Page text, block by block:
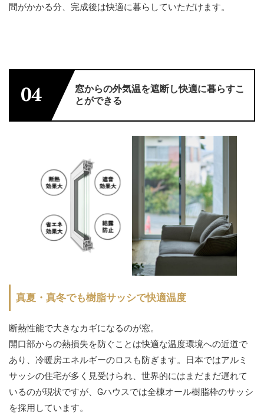
間がかかる分、完成後は快適に暮らしていただけます。
04
窓からの外気温を遮断し快適に暮らすこ
とができる
真夏・真冬でも樹脂サッシで快適温度
断熱性能で大きなカギになるのが窓。
開口部からの熱損失を防ぐことは快適な温度環境への近道で
あり、冷暖房エネルギーのロスも防ぎます。日本ではアルミ
サッシの住宅が多く見受けられ、世界的にはまだまだ遅れて
いるのが現状ですが、Gハウスでは全棟オール樹脂枠のサッシ
を採用しています。